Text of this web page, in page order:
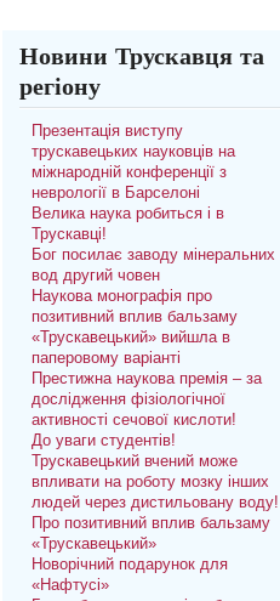
Новини Трускавця та
регіону
Презентація виступу
трускавецьких науковців на
міжнародній конференції з
неврології в Барселоні
Велика наука робиться і в
Трускавці!
Бог посилає заводу мінеральних
вод другий човен
Наукова монографія про
позитивний вплив бальзаму
«Трускавецький» вийшла в
паперовому варіанті
Престижна наукова премія – за
дослідження фізіологічної
активності сечової кислоти!
До уваги студентів!
Трускавецький вчений може
впливати на роботу мозку інших
людей через дистильовану воду!
Про позитивний вплив бальзаму
«Трускавецький»
Новорічний подарунок для
«Нафтусі»